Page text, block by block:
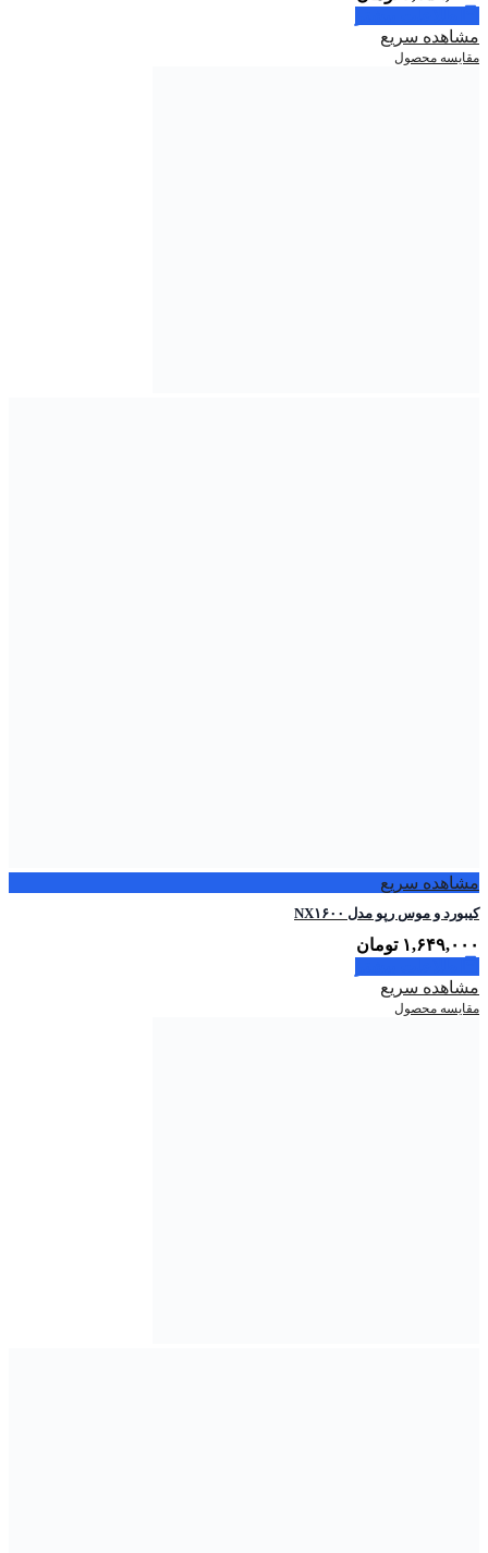
مشاهده سریع
مقایسه محصول
مشاهده سریع
کیبورد و موس رپو مدل NX۱۶۰۰
۱,۶۴۹,۰۰۰ تومان
مشاهده سریع
مقایسه محصول